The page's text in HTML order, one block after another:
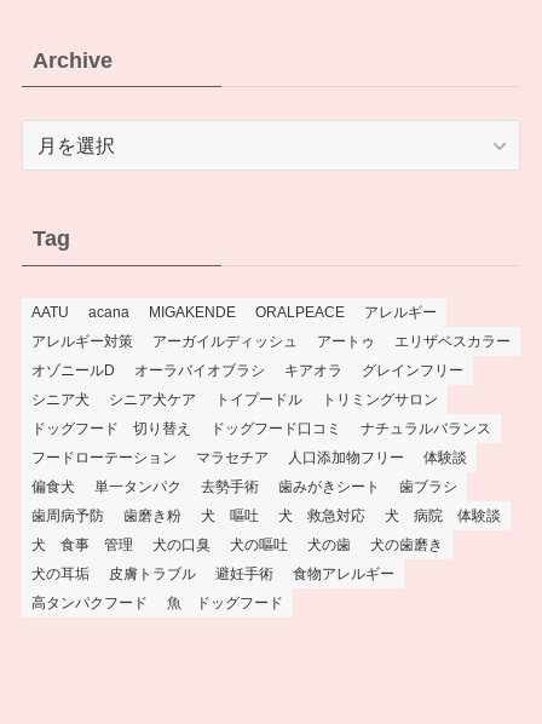
Archive
Archive
Tag
AATU acana MIGAKENDE ORALPEACE
アレルギー
アレルギー対策
アーガイルディッシュ アートゥ
エリザベスカラー
オゾニールD
オーラバイオブラシ キアオラ
グレインフリー
シニア犬
シニア犬ケア トイプードル
トリミングサロン
ドッグフード 切り替え
ドッグフード口コミ
ナチュラルバランス
フードローテーション
マラセチア 人口添加物フリー
体験談
偏食犬
単一タンパク 去勢手術 歯みがきシート
歯ブラシ
歯周病予防
歯磨き粉 犬 嘔吐 犬 救急対応
犬 病院 体験談
犬 食事 管理
犬の口臭 犬の嘔吐 犬の歯
犬の歯磨き
犬の耳垢
皮膚トラブル 避妊手術
食物アレルギー
高タンパクフード
魚 ドッグフード